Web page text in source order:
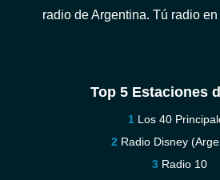
radio de Argentina. Tú radio
Top 5 Estaciones
Los 40
Radio Disney
Radio 10